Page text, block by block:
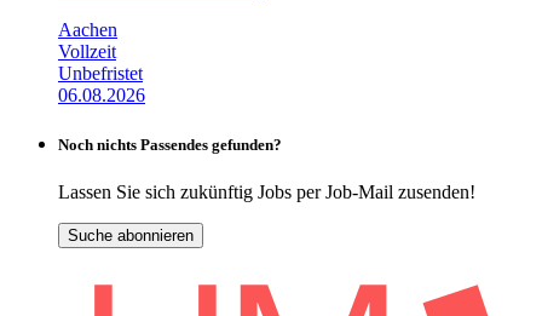
Aachen
Vollzeit
Unbefristet
06.08.2026
Noch nichts Passendes gefunden?
Lassen Sie sich zukünftig Jobs per Job-Mail zusenden!
Suche abonnieren